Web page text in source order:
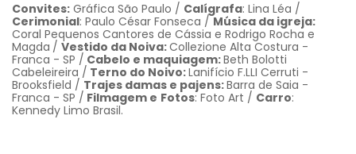
Convites: Gráfica São Paulo / Calígrafa: Lina Léa /
Cerimonial: Paulo César Fonseca / Música da igreja:
Coral Pequenos Cantores de Cássia e Rodrigo Rocha e
Magda / Vestido da Noiva:Collezione Alta Costura -
Franca - SP / Cabelo e maquiagem:Beth Bolotti
Cabeleireira / Terno do Noivo:Lanifício F.LLI Cerruti -
Brooksfield / Trajes damas e pajens:Barra de Saia -
Franca - SP / Filmagem e Fotos: Foto Art / Carro:
Kennedy Limo Brasil.